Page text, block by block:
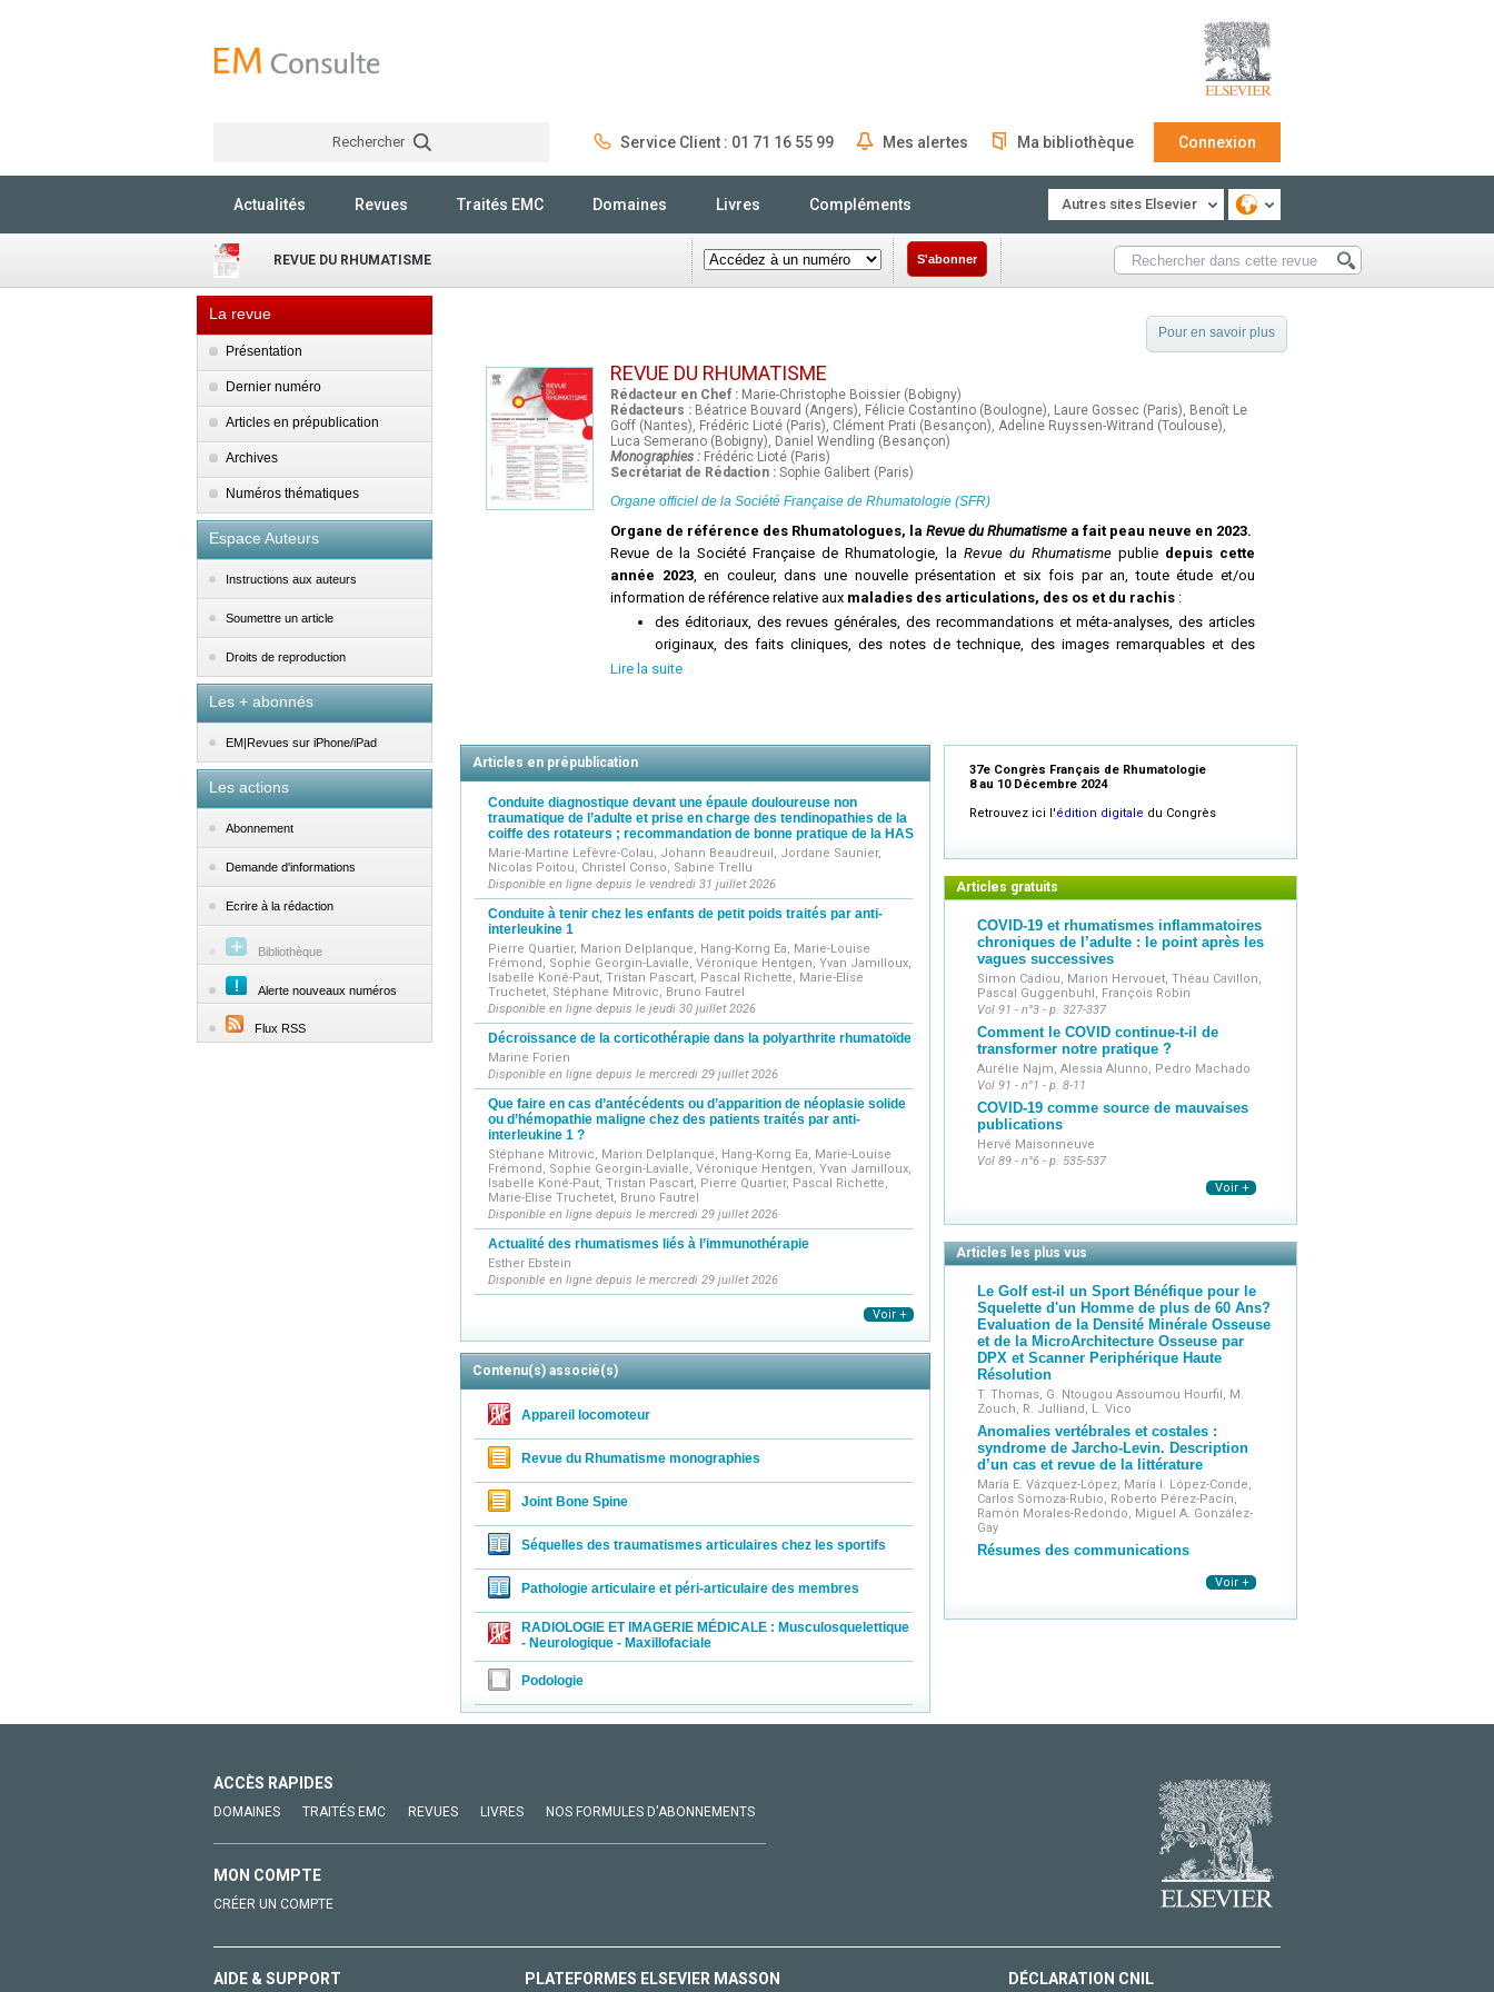
Rechercher Service Client : 01 71 16 55 99 Mes alertes Ma bibliothèque Connexion
Actualités Revues Traités EMC Domaines Livres Compléments Autres sites Elsevier
REVUE DU RHUMATISME S'abonner
La revue
Présentation
Dernier numéro
Articles en prépublication
Archives
Numéros thématiques
Espace Auteurs
Instructions aux auteurs
Soumettre un article
Droits de reproduction
Les + abonnés
EM|Revues sur iPhone/iPad
Les actions
Abonnement
Demande d'informations
Ecrire à la rédaction
Bibliothèque
Alerte nouveaux numéros
Flux RSS
Pour en savoir plus
REVUE DU RHUMATISME
Rédacteur en Chef : Marie-Christophe Boissier (Bobigny)
Rédacteurs : Béatrice Bouvard (Angers), Félicie Costantino (Boulogne), Laure Gossec (Paris), Benoît Le
Goff (Nantes), Frédéric Lioté (Paris), Clément Prati (Besançon), Adeline Ruyssen-Witrand (Toulouse),
Luca Semerano (Bobigny), Daniel Wendling (Besançon)
Monographies : Frédéric Lioté (Paris)
Secrétariat de Rédaction : Sophie Galibert (Paris)
Organe officiel de la Société Française de Rhumatologie (SFR)
Organe de référence des Rhumatologues, la Revue du Rhumatisme a fait peau neuve en 2023.
Revue de la Société Française de Rhumatologie, la Revue du Rhumatismepublie depuis cette
année 2023, en couleur, dans une nouvelle présentation et six fois par an, toute étude et/ou
information de référence relative aux maladies des articulations, des os et du rachis :
des éditoriaux, des revues générales, des recommandations et méta-analyses, des articles
originaux, des faits cliniques, des notes de technique, des images remarquables et des
correspondances et lettres à la rédaction,
enfin, chaque numéro dédie en plus un espace à son sommaire à une
sur une thématique d'actualité de la spécialité, rapportée sous forme de mises au point par
les meilleurs experts du sujet.
Les articles publiés dans laRevue du Rhumatisme Monographiesrestent accessibles aux abonnés
de la
Revue du Rhumatisme à laquelle elle a été incorporée, en France et dans le monde entier
plateformes EM-Consulte, EM-Premium, ScienceDirect et ClinicalKey.
Nous invitons les lecteurs et abonnés à lire l'éditorial du Rédacteur en Chef des
Rhumatisme, le Professeur Marie-Christophe Boissier, qui rapporte l'évolution éditoriale de la
https://www.elsevier.com/fr-fr/connect/actualites/la-revue-du-rhumatisme-fait-peau-neuve
La Revue du Rhumatisme s'adresse aux Rhumatologues, Internistes, Médecins de rééducation
fonctionnelle, Chirurgiens orthopédistes, Praticiens hospitaliers et libéraux.
Lire la suite
Articles en prépublication
Conduite diagnostique devant une épaule douloureuse non
traumatique de l’adulte et prise en charge des tendinopathies de la
coiffe des rotateurs ; recommandation de bonne pratique de la HAS
Marie-Martine Lefèvre-Colau, Johann Beaudreuil, Jordane Saunier,
Nicolas Poitou, Christel Conso, Sabine Trellu
Disponible en ligne depuis le vendredi 31 juillet 2026
Conduite à tenir chez les enfants de petit poids traités par anti-
interleukine 1
Pierre Quartier, Marion Delplanque, Hang-Korng Ea, Marie-Louise
Frémond, Sophie Georgin-Lavialle, Véronique Hentgen, Yvan Jamilloux,
Isabelle Koné-Paut, Tristan Pascart, Pascal Richette, Marie-Elise
Truchetet, Stéphane Mitrovic, Bruno Fautrel
Disponible en ligne depuis le jeudi 30 juillet 2026
Décroissance de la corticothérapie dans la polyarthrite rhumatoïde
Marine Forien
Disponible en ligne depuis le mercredi 29 juillet 2026
Que faire en cas d’antécédents ou d’apparition de néoplasie solide
ou d’hémopathie maligne chez des patients traités par anti-
interleukine 1 ?
Stéphane Mitrovic, Marion Delplanque, Hang-Korng Ea, Marie-Louise
Frémond, Sophie Georgin-Lavialle, Véronique Hentgen, Yvan Jamilloux,
Isabelle Koné-Paut, Tristan Pascart, Pierre Quartier, Pascal Richette,
Marie-Elise Truchetet, Bruno Fautrel
Disponible en ligne depuis le mercredi 29 juillet 2026
Actualité des rhumatismes liés à l’immunothérapie
Esther Ebstein
Disponible en ligne depuis le mercredi 29 juillet 2026
Voir +
Contenu(s) associé(s)
Appareil locomoteur
Revue du Rhumatisme monographies
Joint Bone Spine
Séquelles des traumatismes articulaires chez les sportifs
Pathologie articulaire et péri-articulaire des membres
RADIOLOGIE ET IMAGERIE MÉDICALE : Musculosquelettique
- Neurologique - Maxillofaciale
Podologie
37e Congrès Français de Rhumatologie
8 au 10 Décembre 2024
Retrouvez ici l'édition digitale du Congrès
Articles gratuits
COVID-19 et rhumatismes inflammatoires
chroniques de l’adulte : le point après les
vagues successives
Simon Cadiou, Marion Hervouet, Théau Cavillon,
Pascal Guggenbuhl, François Robin
Vol 91 - n°3 - p. 327-337
Comment le COVID continue-t-il de
transformer notre pratique ?
Aurélie Najm, Alessia Alunno, Pedro Machado
Vol 91 - n°1 - p. 8-11
COVID-19 comme source de mauvaises
publications
Hervé Maisonneuve
Vol 89 - n°6 - p. 535-537
Voir +
Articles les plus vus
Le Golf est-il un Sport Bénéfique pour le
Squelette d'un Homme de plus de 60 Ans?
Evaluation de la Densité Minérale Osseuse
et de la MicroArchitecture Osseuse par
DPX et Scanner Periphérique Haute
Résolution
T. Thomas, G. Ntougou Assoumou Hourfil, M.
Zouch, R. Julliand, L. Vico
Anomalies vertébrales et costales :
syndrome de Jarcho-Levin. Description
d’un cas et revue de la littérature
María E. Vázquez-López, María I. López-Conde,
Carlos Somoza-Rubio, Roberto Pérez-Pacín,
Ramón Morales-Redondo, Miguel A. González-
Gay
Résumes des communications
Voir +
ACCÈS RAPIDES
DOMAINES TRAITÉS EMC REVUES LIVRES NOS FORMULES D'ABONNEMENTS
MON COMPTE
CRÉER UN COMPTE
AIDE & SUPPORT PLATEFORMES ELSEVIER MASSON DÉCLARATION CNIL